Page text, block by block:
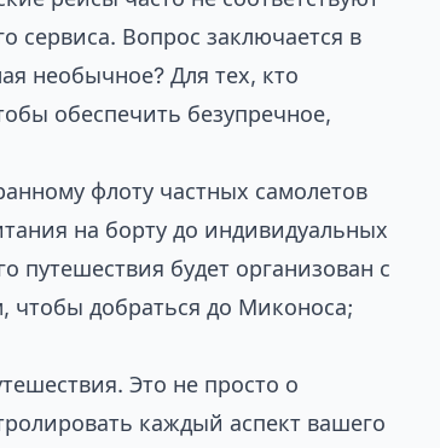
сервиса. Вопрос заключается в
необычное? Для тех, кто
обеспечить безупречное,
флоту частных самолетов
на борту до индивидуальных
путешествия будет организован с
чтобы добраться до Миконоса;
Это не просто о
каждый аспект вашего